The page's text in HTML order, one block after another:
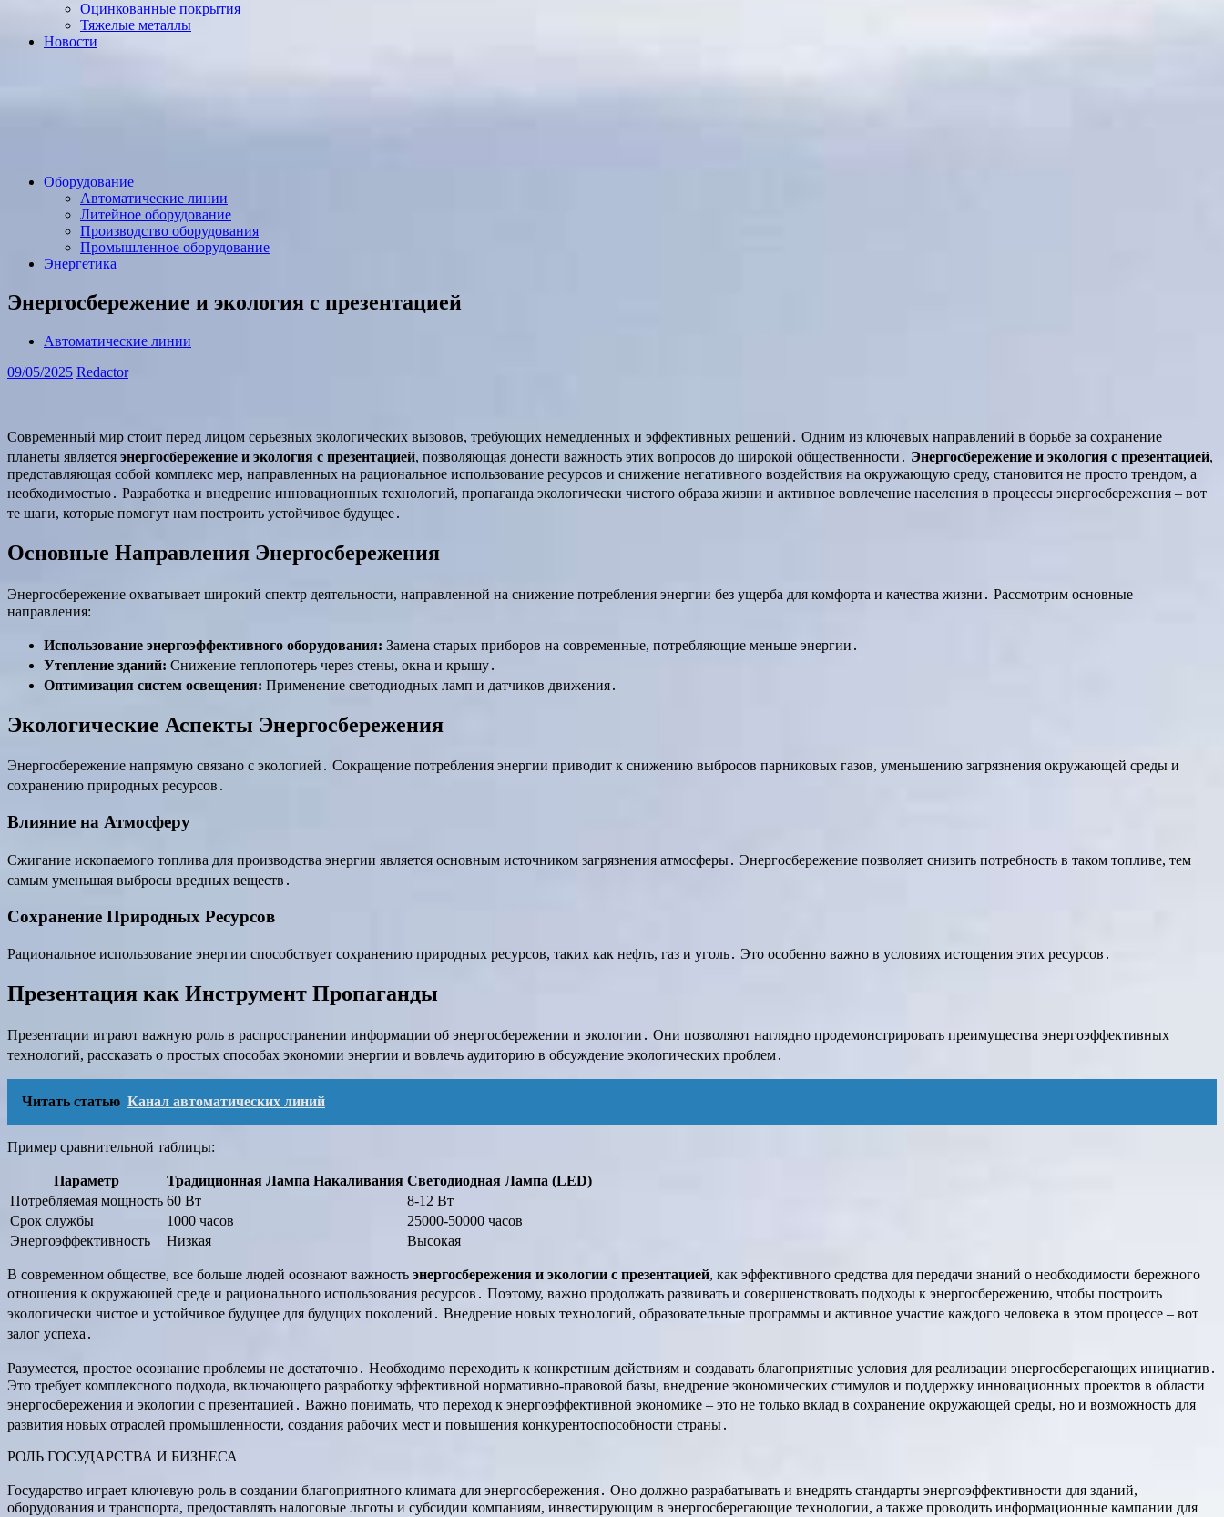
Оцинкованные покрытия
Тяжелые металлы
Новости
Оборудование
Автоматические линии
Литейное оборудование
Производство оборудования
Промышленное оборудование
Энергетика
Энергосбережение и экология с презентацией
Автоматические линии
09/05/2025 Redactor
Современный мир стоит перед лицом серьезных экологических вызовов, требующих немедленных и эффективных решений․ Одним из ключевых направлений в борьбе за сохранение
планеты является энергосбережение и экология с презентацией, позволяющая донести важность этих вопросов до широкой общественности․ Энергосбережение и экология с презентацией,
представляющая собой комплекс мер, направленных на рациональное использование ресурсов и снижение негативного воздействия на окружающую среду, становится не просто трендом, а
необходимостью․ Разработка и внедрение инновационных технологий, пропаганда экологически чистого образа жизни и активное вовлечение населения в процессы энергосбережения – вот
те шаги, которые помогут нам построить устойчивое будущее․
Основные Направления Энергосбережения
Энергосбережение охватывает широкий спектр деятельности, направленной на снижение потребления энергии без ущерба для комфорта и качества жизни․ Рассмотрим основные
направления:
Использование энергоэффективного оборудования: Замена старых приборов на современные, потребляющие меньше энергии․
Утепление зданий: Снижение теплопотерь через стены, окна и крышу․
Оптимизация систем освещения: Применение светодиодных ламп и датчиков движения․
Экологические Аспекты Энергосбережения
Энергосбережение напрямую связано с экологией․ Сокращение потребления энергии приводит к снижению выбросов парниковых газов, уменьшению загрязнения окружающей среды и
сохранению природных ресурсов․
Влияние на Атмосферу
Сжигание ископаемого топлива для производства энергии является основным источником загрязнения атмосферы․ Энергосбережение позволяет снизить потребность в таком топливе, тем
самым уменьшая выбросы вредных веществ․
Сохранение Природных Ресурсов
Рациональное использование энергии способствует сохранению природных ресурсов, таких как нефть, газ и уголь․ Это особенно важно в условиях истощения этих ресурсов․
Презентация как Инструмент Пропаганды
Презентации играют важную роль в распространении информации об энергосбережении и экологии․ Они позволяют наглядно продемонстрировать преимущества энергоэффективных
технологий, рассказать о простых способах экономии энергии и вовлечь аудиторию в обсуждение экологических проблем․
Читать статью Канал автоматических линий
Пример сравнительной таблицы:
Параметр Традиционная Лампа Накаливания Светодиодная Лампа (LED)
Потребляемая мощность 60 Вт
8-12 Вт
Срок службы
1000 часов
25000-50000 часов
Энергоэффективность
Низкая Высокая
В современном обществе, все больше людей осознают важность энергосбережения и экологии с презентацией, как эффективного средства для передачи знаний о необходимости бережного
отношения к окружающей среде и рационального использования ресурсов․ Поэтому, важно продолжать развивать и совершенствовать подходы к энергосбережению, чтобы построить
экологически чистое и устойчивое будущее для будущих поколений․ Внедрение новых технологий, образовательные программы и активное участие каждого человека в этом процессе – вот
залог успеха․
Разумеется, простое осознание проблемы не достаточно․ Необходимо переходить к конкретным действиям и создавать благоприятные условия для реализации энергосберегающих инициатив․
Это требует комплексного подхода, включающего разработку эффективной нормативно-правовой базы, внедрение экономических стимулов и поддержку инновационных проектов в области
энергосбережения и экологии с презентацией․ Важно понимать, что переход к энергоэффективной экономике – это не только вклад в сохранение окружающей среды, но и возможность для
развития новых отраслей промышленности, создания рабочих мест и повышения конкурентоспособности страны․
РОЛЬ ГОСУДАРСТВА И БИЗНЕСА
Государство играет ключевую роль в создании благоприятного климата для энергосбережения․ Оно должно разрабатывать и внедрять стандарты энергоэффективности для зданий,
оборудования и транспорта, предоставлять налоговые льготы и субсидии компаниям, инвестирующим в энергосберегающие технологии, а также проводить информационные кампании для